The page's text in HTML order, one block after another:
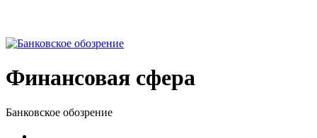
Финансовая сфера
Банковское обозрение